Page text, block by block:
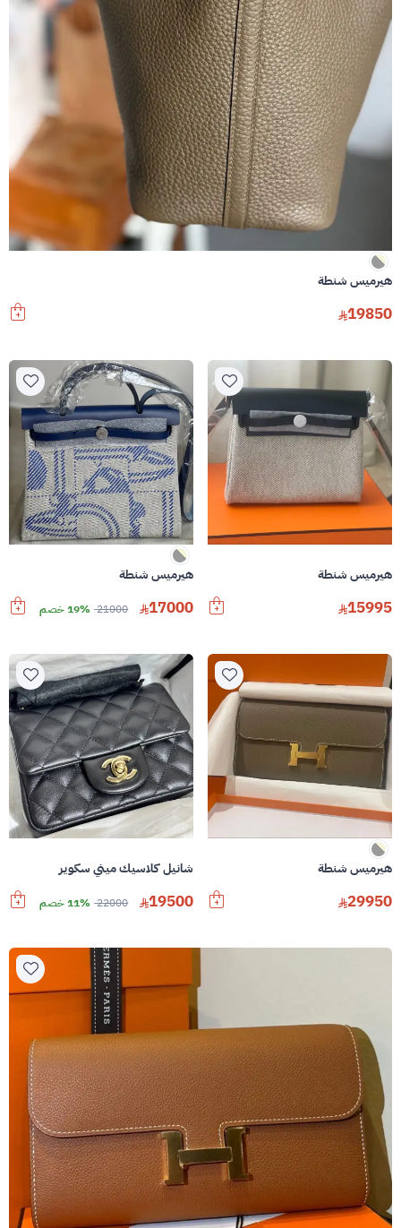
هيرميس شنطة
19850
هيرميس شنطة
15995
هيرميس شنطة
17000
21000 19% خصم
هيرميس شنطة
29950
شانيل كلاسيك ميني سكوير
19500
22000 11% خصم